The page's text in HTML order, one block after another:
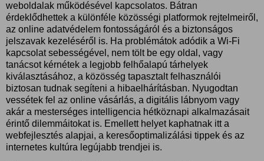
weboldalak működésével kapcsolatos. Bátran
érdeklődhettek a különféle közösségi platformok rejtelmeiről,
az online adatvédelem fontosságáról és a biztonságos
jelszavak kezeléséről is. Ha problémátok adódik a Wi-Fi
kapcsolat sebességével, nem tölt be egy oldal, vagy
tanácsot kérnétek a legjobb felhőalapú tárhelyek
kiválasztásához, a közösség tapasztalt felhasználói
biztosan tudnak segíteni a hibaelhárításban. Nyugodtan
vessétek fel az online vásárlás, a digitális lábnyom vagy
akár a mesterséges intelligencia hétköznapi alkalmazásait
érintő dilemmáitokat is. Emellett helyet kaphatnak itt a
webfejlesztés alapjai, a keresőoptimalizálási tippek és az
internetes kultúra legújabb trendjei is.